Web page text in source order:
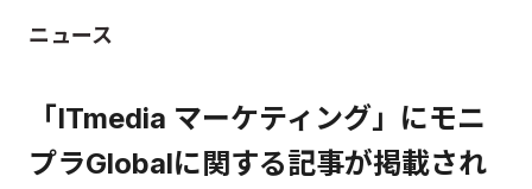
ニュース
「ITmedia マーケティング」にモニ
プラGlobalに関する記事が掲載され